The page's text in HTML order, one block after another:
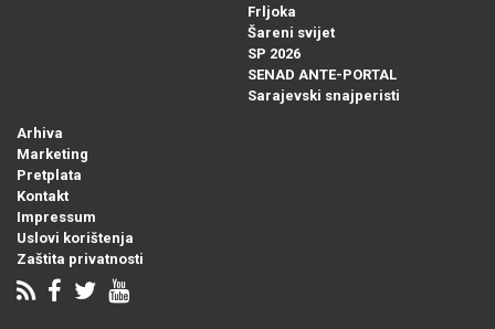
Frljoka
Šareni svijet
SP 2026
SENAD ANTE-PORTAL
Sarajevski snajperisti
Arhiva
Marketing
Pretplata
Kontakt
Impressum
Uslovi korištenja
Zaštita privatnosti